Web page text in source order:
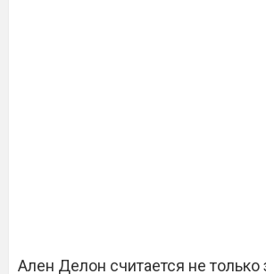
Ален Делон считается не только